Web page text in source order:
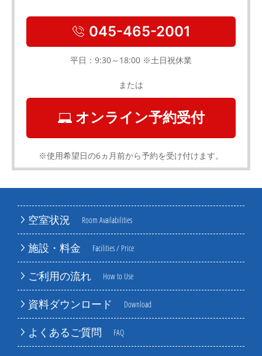
空室状況 Room Availabilities
施設・料金 Facilities / Price
ご利用の流れ How to Use
資料ダウンロード Download
よくあるご質問 FAQ
045-465-2001
平日：9:30～18:00 ※土日祝休業
または
オンライン予約受付
※使用希望日の6ヵ月前から予約を受け付けます。